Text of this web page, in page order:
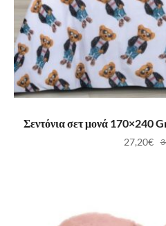
ΠΡΟΣΘΉΚΗ
Σεντόνια σετ μονά 170×240
27,20€